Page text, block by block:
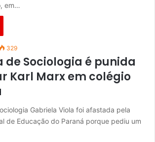
em…
329
de Sociologia é punida
Karl Marx em colégio
Gabriela Viola foi afastada pela
de Educação do Paraná porque pediu um